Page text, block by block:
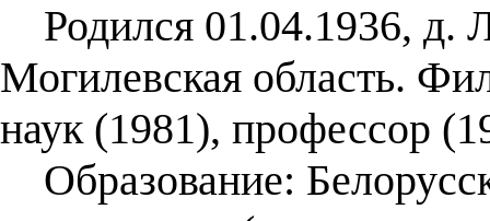
Родился 01.04.1936, д.
Могилевская область.
наук (1981), профессор
Образование: